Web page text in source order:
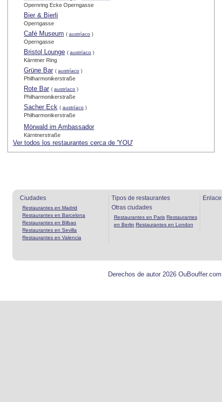
Opernring Ecke Operngasse
Bier & Bierli
Operngasse
Café Museum ( austríaco )
Operngasse
Bristol Lounge ( austríaco )
Kärntner Ring
Grüne Bar ( austríaco )
Philharmonikerstraße
Rote Bar ( austríaco )
Philharmonikerstraße
Sacher Eck ( austríaco )
Philharmonikerstraße
Mörwald im Ambassador
Kärntnerstraße
Ver todos los restaurantes cerca de 'YOU'
Ciudades
Restaurantes en Madrid
Restaurantes en Barcelona
Restaurantes en Bilbao
Restaurantes en Sevilla
Restaurantes en Valencia
Tipos de restaurantes
Otras ciudades
Restaurantes en Paris Restaurantes
en Berlin Restaurantes en London
Derechos de autor 2026